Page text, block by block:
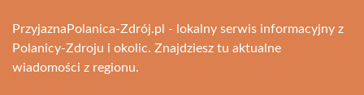
PrzyjaznaPolanica-Zdrój.pl - lokalny serwis informacyjny z
Polanicy-Zdroju i okolic. Znajdziesz tu aktualne
wiadomości z regionu.